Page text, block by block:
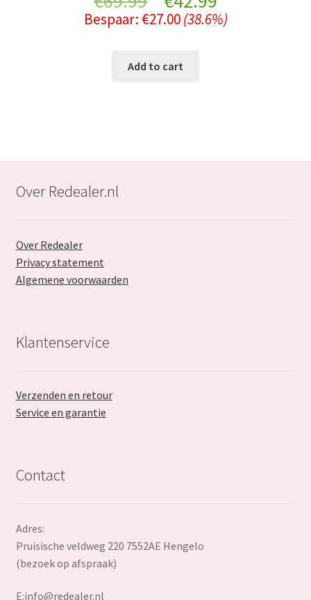
price
was:
price
Bespaar: €27.00 (38.6%)
Add to cart
Over Redealer.nl
Over Redealer
Privacy statement
Algemene voorwaarden
Klantenservice
Verzenden en retour
Service en garantie
Contact
Adres:
Pruisische veldweg 220 7552AE Hengelo
(bezoek op afspraak)
E:info@redealer.nl